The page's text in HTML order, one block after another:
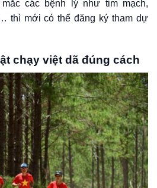
các bệnh lý như tim mạch,
thì mới có thể đăng ký tham dự
chạy việt dã đúng cách